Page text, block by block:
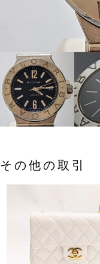
その他の取引